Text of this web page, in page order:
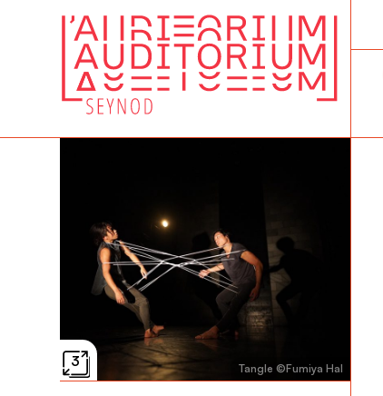
3 Tangle ©︎Fumiya Hal